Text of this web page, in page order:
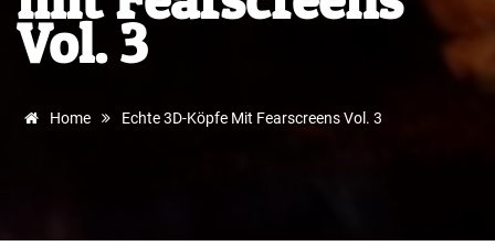
Vol. 3
Home Echte 3D-Köpfe Mit Fearscreens Vol. 3